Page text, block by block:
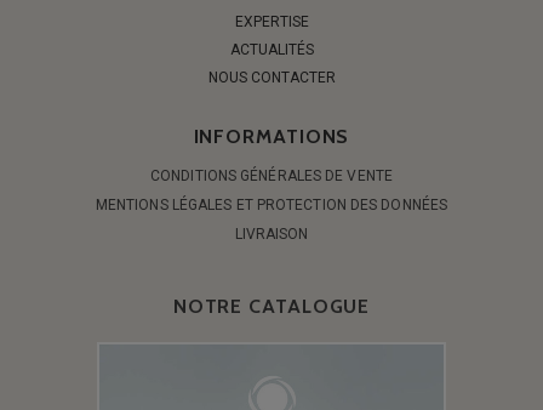
EXPERTISE
ACTUALITÉS
NOUS CONTACTER
INFORMATIONS
CONDITIONS GÉNÉRALES DE VENTE
MENTIONS LÉGALES ET PROTECTION DES DONNÉES
LIVRAISON
NOTRE CATALOGUE